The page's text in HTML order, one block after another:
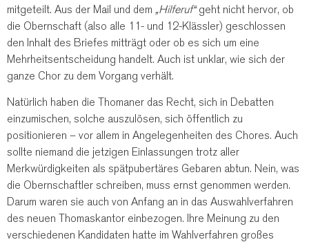
mitgeteilt. Aus der Mail und dem „Hilferuf“geht nicht hervor, ob
die Obernschaft (also alle 11- und 12-Klässler) geschlossen
den Inhalt des Briefes mitträgt oder ob es sich um eine
Mehrheitsentscheidung handelt. Auch ist unklar, wie sich der
ganze Chor zu dem Vorgang verhält.
Natürlich haben die Thomaner das Recht, sich in Debatten
einzumischen, solche auszulösen, sich öffentlich zu
positionieren – vor allem in Angelegenheiten des Chores. Auch
sollte niemand die jetzigen Einlassungen trotz aller
Merkwürdigkeiten als spätpubertäres Gebaren abtun. Nein, was
die Obernschaftler schreiben, muss ernst genommen werden.
Darum waren sie auch von Anfang an in das Auswahlverfahren
des neuen Thomaskantor einbezogen. Ihre Meinung zu den
verschiedenen Kandidaten hatte im Wahlverfahren großes